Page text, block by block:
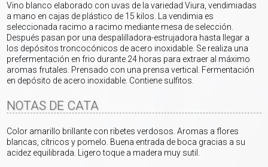
Vino blanco elaborado con uvas de la variedad Viura, vendimiadas
a mano en cajas de plástico de 15 kilos. La vendimia es
seleccionada racimo a racimo mediante mesa de selección.
Después pasan por una despalilladora-estrujadora hasta llegar a
los depósitos troncocónicos de acero inoxidable. Se realiza una
prefermentación en frio durante 24 horas para extraer al máximo
aromas frutales. Prensado con una prensa vertical. Fermentación
en depósito de acero inoxidable. Contiene sulfitos.
NOTAS DE CATA
Color amarillo brillante con ribetes verdosos. Aromas a flores
blancas, cí­tricos y pomelo. Buena entrada de boca gracias a su
acidez equilibrada. Ligero toque a madera muy sutil.